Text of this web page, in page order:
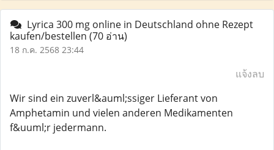
Lyrica 300 mg online in Deutschland ohne Rezept
kaufen/bestellen (70 อ่าน)
18 ก.ค. 2568 23:44
แจ้งลบ
Wir sind ein zuverl&auml;ssiger Lieferant von
Amphetamin und vielen anderen Medikamenten
f&uuml;r jedermann.